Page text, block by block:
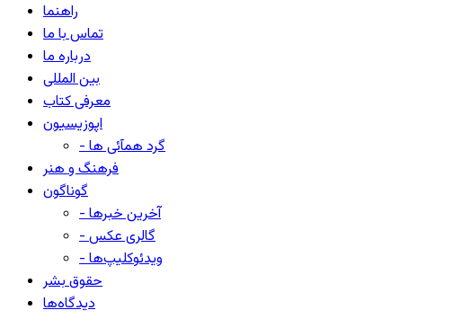
راهنما
تماس با ما
درباره ما
بین المللی
معرفی کتاب
اپوزیسیون
- گرد همآئی ها
فرهنگ و هنر
گوناگون
- آخرین خبرها
- گالری عکس
- ویدئوکلیپ‌ها
حقوق بشر
دیدگاه‌ها